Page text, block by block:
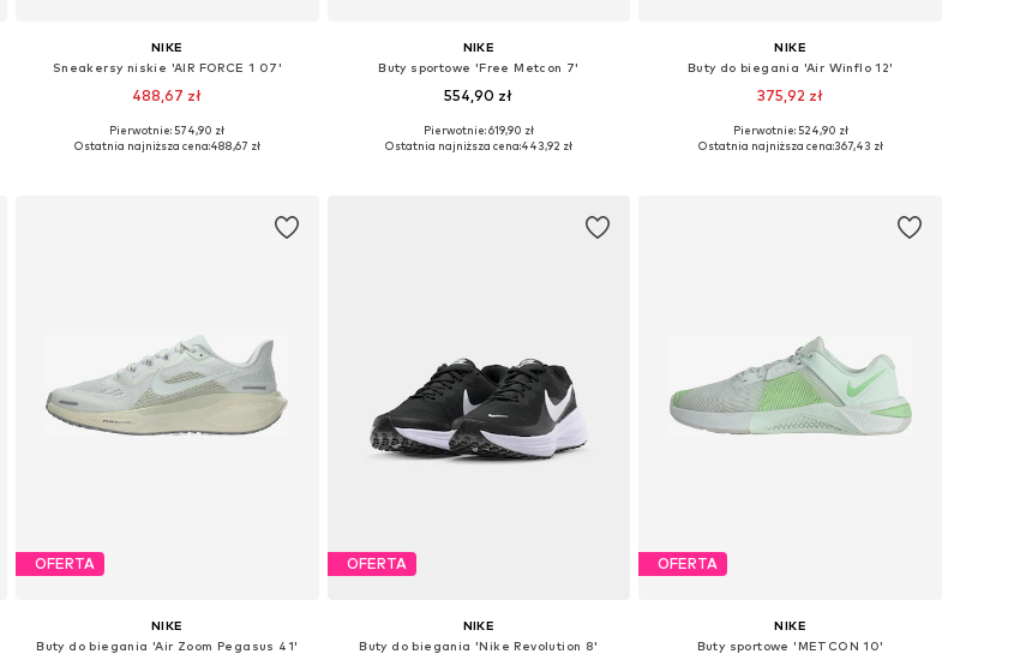
NIKE
Sneakersy niskie 'AIR FORCE 1 07'
488,67 zł
Dostępne w różnych rozmiarach
Pierwotnie: 574,90 zł
Ostatnia najniższa cena:488,67 zł
NIKE
Buty sportowe 'Free Metcon 7'
554,90 zł
Dostępne w różnych rozmiarach
Pierwotnie: 619,90 zł
Ostatnia najniższa cena:443,92 zł
NIKE
Buty do biegania 'Air Winflo 12'
375,92 zł
Dostępne w różnych rozmiarach
Pierwotnie: 524,90 zł
Ostatnia najniższa cena:367,43 zł
OFERTA
NIKE
Buty do biegania 'Air Zoom Pegasus 41'
OFERTA
NIKE
Buty do biegania 'Nike Revolution 8'
OFERTA
NIKE
Buty sportowe 'METCON 10'